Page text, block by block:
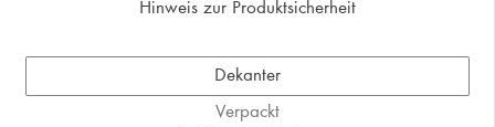
Hinweis zur Produktsicherheit
Dekanter
Verpackt